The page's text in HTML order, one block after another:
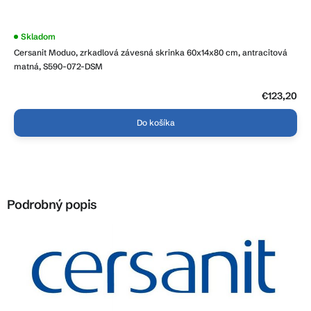
Cersanit Moduo, zrkadlová závesná skrinka 60x14x80 cm, antracitová
matná, S590-072-DSM
Skladom
€123,20
Do košíka
Podrobný popis